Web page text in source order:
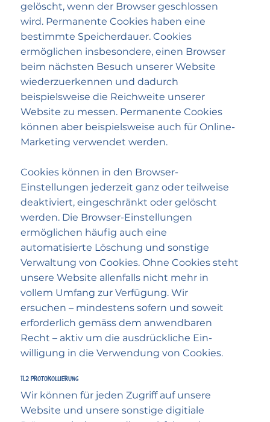
gelöscht, wenn der Browser geschlossen
wird. Permanente Cookies haben eine
bestimmte Speicher­dauer. Cookies
ermöglichen insbesondere, einen Browser
beim nächsten Besuch unserer Website
wiederzuerkennen und dadurch
beispielsweise die Reich­weite unserer
Website zu messen. Permanente Cookies
können aber beispiels­weise auch für Online-
Marketing verwendet werden.
Cookies können in den Browser-
Einstellungen jederzeit ganz oder teilweise
deaktiviert, eingeschränkt oder gelöscht
werden. Die Browser-Einstellungen
ermöglichen häufig auch eine
automatisierte Löschung und sonstige
Verwaltung von Cookies. Ohne Cookies steht
unsere Website allenfalls nicht mehr in
vollem Umfang zur Verfügung. Wir
ersuchen – mindestens sofern und soweit
erforderlich gemäss dem anwendbaren
Recht – aktiv um die ausdrückliche Ein­
willigung in die Verwendung von Cookies.
11.2 Protokollierung
Wir können für jeden Zugriff auf unsere
Website und unsere sonstige digitiale